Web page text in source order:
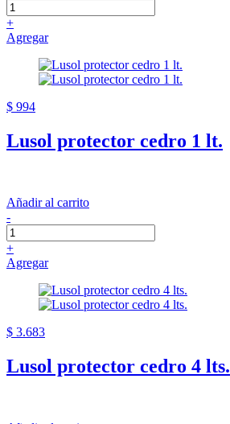
+
Agregar
$ 994
Lusol protector cedro 1 lt.
Añadir al carrito
-
+
Agregar
$ 3.683
Lusol protector cedro 4 lts.